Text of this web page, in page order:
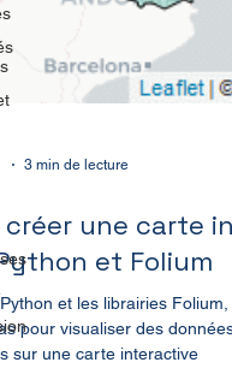
une carte
et Folium
Python et les librairies Folium,
pour visualiser des